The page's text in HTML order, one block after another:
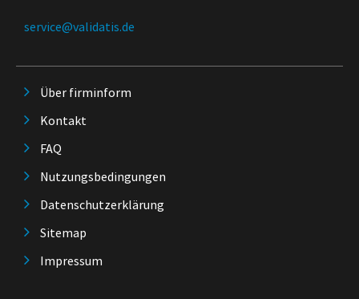
service@validatis.de
Über firminform
Kontakt
FAQ
Nutzungsbedingungen
Datenschutzerklärung
Sitemap
Impressum